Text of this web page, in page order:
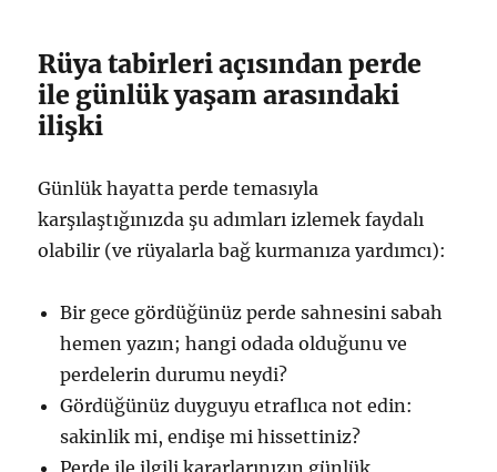
Rüya tabirleri açısından perde
ile günlük yaşam arasındaki
ilişki
Günlük hayatta perde temasıyla
karşılaştığınızda şu adımları izlemek faydalı
olabilir (ve rüyalarla bağ kurmanıza yardımcı):
Bir gece gördüğünüz perde sahnesini sabah
hemen yazın; hangi odada olduğunu ve
perdelerin durumu neydi?
Gördüğünüz duyguyu etraflıca not edin:
sakinlik mi, endişe mi hissettiniz?
Perde ile ilgili kararlarınızın günlük